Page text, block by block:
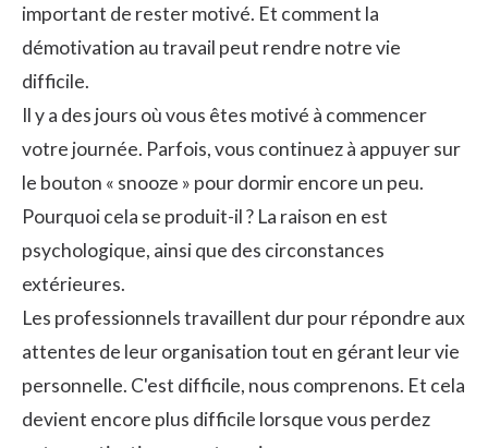
important de rester motivé. Et comment la
démotivation au travail peut rendre notre vie
difficile.
Il y a des jours où vous êtes motivé à commencer
votre journée. Parfois, vous continuez à appuyer sur
le bouton « snooze » pour dormir encore un peu.
Pourquoi cela se produit-il ? La raison en est
psychologique, ainsi que des circonstances
extérieures.
Les professionnels travaillent dur pour répondre aux
attentes de leur organisation tout en gérant leur vie
personnelle. C'est difficile, nous comprenons. Et cela
devient encore plus difficile lorsque vous perdez